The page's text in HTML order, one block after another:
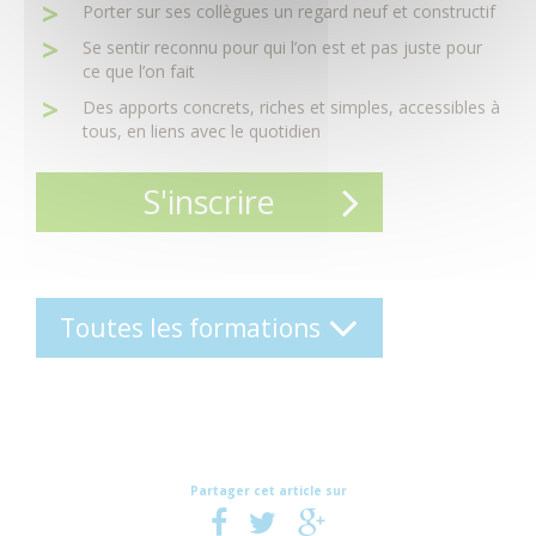
Porter sur ses collègues un regard neuf et constructif
Se sentir reconnu pour qui l’on est et pas juste pour
ce que l’on fait
Des apports concrets, riches et simples, accessibles à
tous, en liens avec le quotidien
S'inscrire
Toutes les formations
Partager cet article sur